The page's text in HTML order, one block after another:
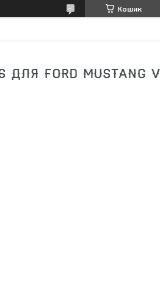
Кошик
FORD MUSTANG